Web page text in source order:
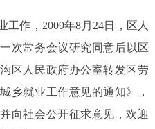
工作 ， 2009年8 月 24日，区 人
次常务会议研究同意后以区
沟区人民政府办公室转发区劳
乡就业工作意见的通知》，
向社会公开征求意见，欢迎